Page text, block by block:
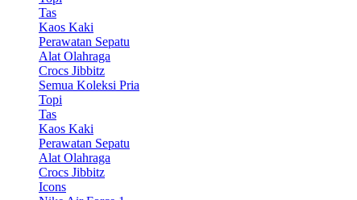
Tas
Kaos Kaki
Perawatan Sepatu
Alat Olahraga
Crocs Jibbitz
Semua Koleksi Pria
Topi
Tas
Kaos Kaki
Perawatan Sepatu
Alat Olahraga
Crocs Jibbitz
Icons